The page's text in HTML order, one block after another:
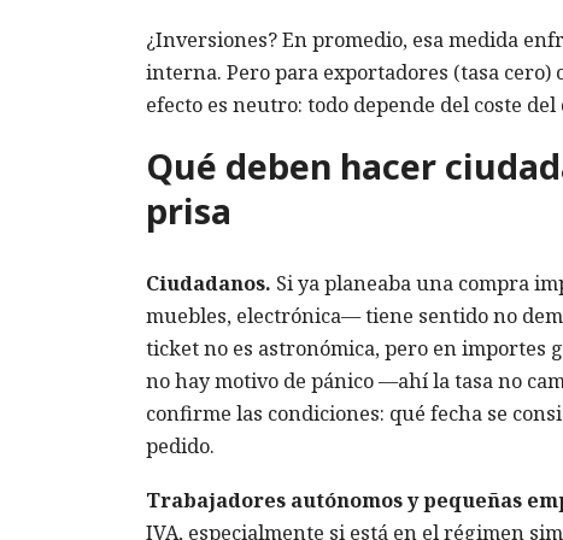
¿Inversiones? En promedio, esa medida
interna. Pero para exportadores (tasa
efecto es neutro: todo depende del coste
Qué deben hacer
prisa
Ciudadanos. Si ya planeaba una compra
muebles, electrónica— tiene sentido no
ticket no es astronómica, pero en importes
no hay motivo de pánico —ahí la tasa no
confirme las condiciones: qué fecha se
pedido.
Trabajadores autónomos y pequeñas
IVA, especialmente si está en el régimen